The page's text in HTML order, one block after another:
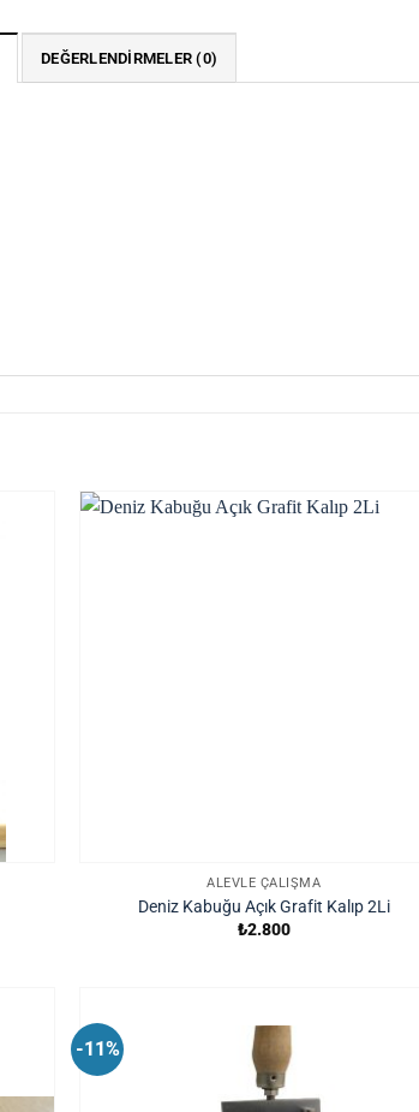
DEĞERLENDIRMELER (0)
ALEVLE ÇALIŞMA
Deniz Kabuğu Açık Grafit Kalıp 2Li
₺2.800
-11%